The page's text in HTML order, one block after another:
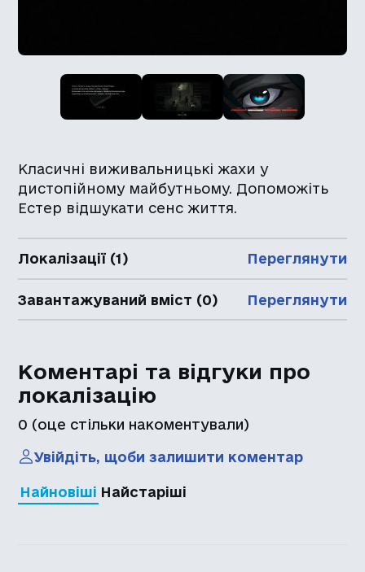
Класичні виживальницькі жахи у
дистопійному майбутньому. Допоможіть
Естер відшукати сенс життя.
Локалізації (1) Переглянути
Завантажуваний вміст (0) Переглянути
Коментарі та відгуки про
локалізацію
0 (оце стільки накоментували)
Увійдіть, щоби залишити коментар
Найновіші Найстаріші